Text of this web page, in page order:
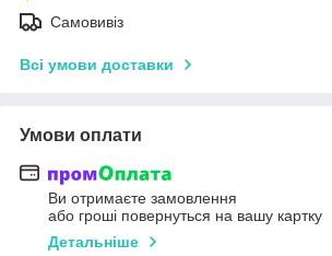
Самовивіз
Всі умови доставки
Умови оплати
Ви отримаєте замовлення
або гроші повернуться на вашу картку
Детальніше